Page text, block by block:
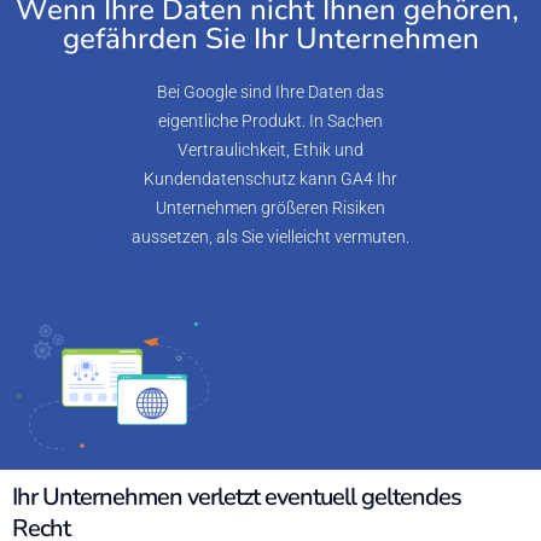
Wenn Ihre Daten nicht Ihnen gehören,
gefährden Sie Ihr Unternehmen
Bei Google sind Ihre Daten das
eigentliche Produkt. In Sachen
Vertraulichkeit, Ethik und
Kundendatenschutz kann GA4 Ihr
Unternehmen größeren Risiken
aussetzen, als Sie vielleicht vermuten.
Ihr Unternehmen verletzt eventuell geltendes
Recht